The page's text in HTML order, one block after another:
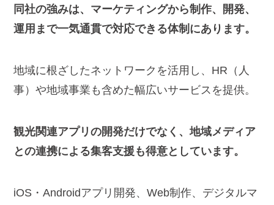
同社の強みは、マーケティングから制作、開発、
運用まで一気通貫で対応できる体制にあります。
地域に根ざしたネットワークを活用し、HR（人
事）や地域事業も含めた幅広いサービスを提供。
観光関連アプリの開発だけでなく、地域メディア
との連携による集客支援も得意としています。
iOS・Androidアプリ開発、Web制作、デジタルマ